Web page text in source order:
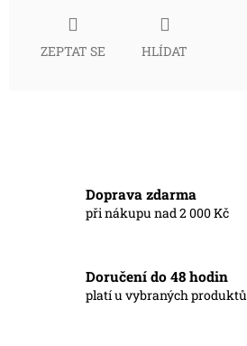
ZEPTAT SE HLÍDAT
Doprava zdarma
při nákupu nad 2 000 Kč
Doručení do 48 hodin
platí u vybraných produktů